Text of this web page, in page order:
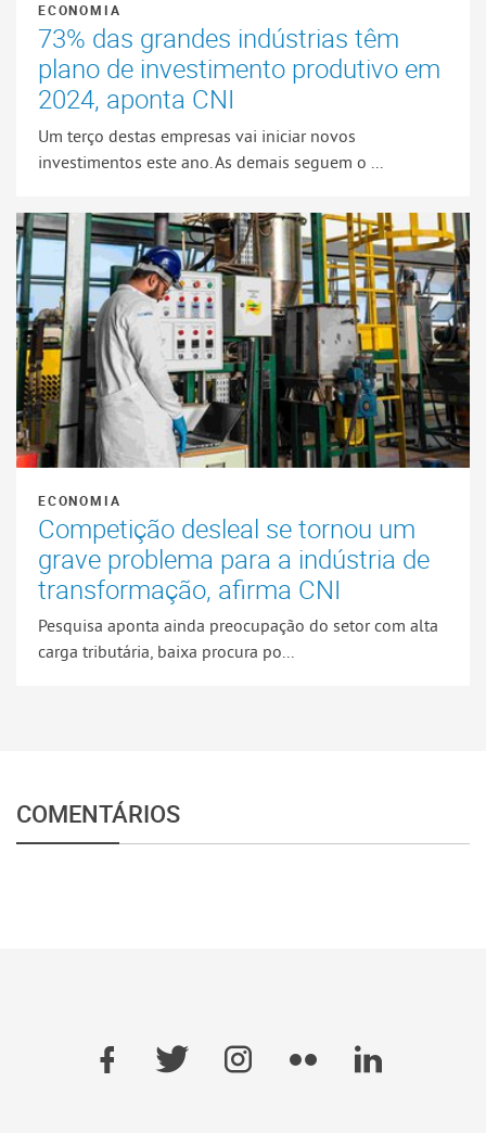
ECONOMIA
73% das grandes indústrias têm
plano de investimento produtivo em
2024, aponta CNI
Um terço destas empresas vai iniciar novos
investimentos este ano. As demais seguem o ...
ECONOMIA
Competição desleal se tornou um
grave problema para a indústria de
transformação, afirma CNI
Pesquisa aponta ainda preocupação do setor com alta
carga tributária, baixa procura po...
COMENTÁRIOS